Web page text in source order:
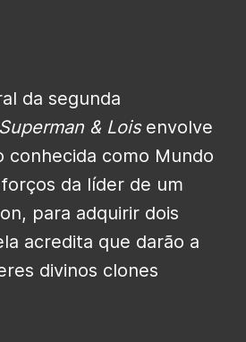
da segunda
Superman & Loisenvolve
conhecida como Mundo
da líder de um
para adquirir dois
acredita que darão a
divinos clones